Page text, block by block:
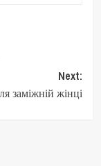
Next:
заміжній жінці